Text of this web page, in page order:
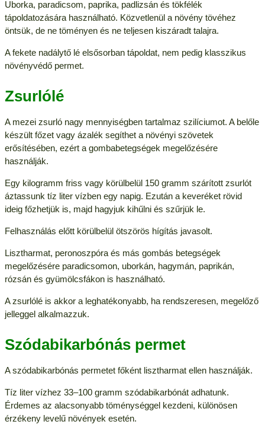
Uborka, paradicsom, paprika, padlizsán és tökfélék
tápoldatozására használható. Közvetlenül a növény tövéhez
öntsük, de ne töményen és ne teljesen kiszáradt talajra.
A fekete nadálytő lé elsősorban tápoldat, nem pedig klasszikus
növényvédő permet.
Zsurlólé
A mezei zsurló nagy mennyiségben tartalmaz szilíciumot. A belőle
készült főzet vagy ázalék segíthet a növényi szövetek
erősítésében, ezért a gombabetegségek megelőzésére
használják.
Egy kilogramm friss vagy körülbelül 150 gramm szárított zsurlót
áztassunk tíz liter vízben egy napig. Ezután a keveréket rövid
ideig főzhetjük is, majd hagyjuk kihűlni és szűrjük le.
Felhasználás előtt körülbelül ötszörös hígítás javasolt.
Lisztharmat, peronoszpóra és más gombás betegségek
megelőzésére paradicsomon, uborkán, hagymán, paprikán,
rózsán és gyümölcsfákon is használható.
A zsurlólé is akkor a leghatékonyabb, ha rendszeresen, megelőző
jelleggel alkalmazzuk.
Szódabikarbónás permet
A szódabikarbónás permetet főként lisztharmat ellen használják.
Tíz liter vízhez 33–100 gramm szódabikarbónát adhatunk.
Érdemes az alacsonyabb töménységgel kezdeni, különösen
érzékeny levelű növények esetén.